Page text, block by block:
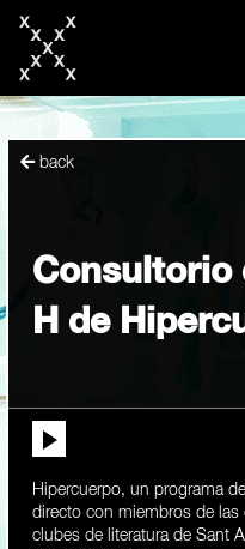
content
back
Consultorio
H de
Hipercuerpo, un programa
directo con miembros de
clubes de literatura de Sant